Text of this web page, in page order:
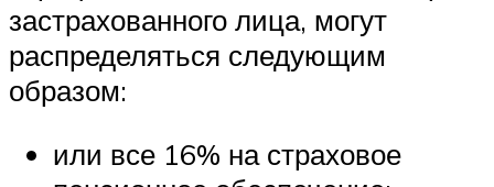
застрахованного лица, могут
распределяться следующим
образом:
или все 16% на страховое